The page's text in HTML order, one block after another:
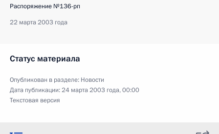
Распоряжение №136-рп
22 марта 2003 года
Статус материала
Опубликован в разделе: Новости
Дата публикации:24 марта 2003 года, 00:00
Текстовая версия